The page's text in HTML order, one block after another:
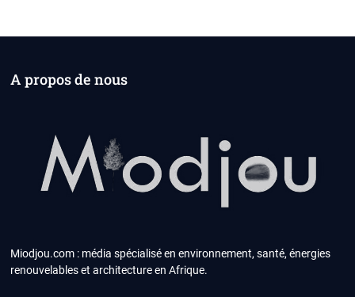
A propos de nous
Miodjou.com : média spécialisé en environnement, santé, énergies
renouvelables et architecture en Afrique.